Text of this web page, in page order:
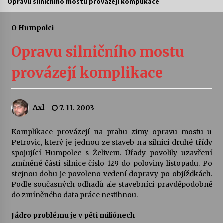
kapkou
Veselí muzikanti
Pozvánka na integrační festival Quijotova
šedesátka: 28. 7.–1. 8. 2026
28. 7. 2026
Letní koncerty ve Stromovce: Kolchoz a
28. 7. 2026
O Humpolci
Opravu silničního mostu
provázejí komplikace
Axl 7. 11. 2003
Komplikace provázejí na prahu zimy opravu mostu u
Petrovic, který je jednou ze staveb na silnici druhé třídy
spojující Humpolec s Želivem. Úřady povolily uzavření
zmíněné části silnice číslo 129 do poloviny listopadu. Po
stejnou dobu je povoleno vedení dopravy po objížďkách.
Podle současných odhadů ale stavebníci pravděpodobně
do zmíněného data práce nestihnou.
Jádro problému je v pěti miliónech